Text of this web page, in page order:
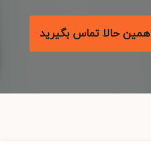
همین حالا تماس بگیرید